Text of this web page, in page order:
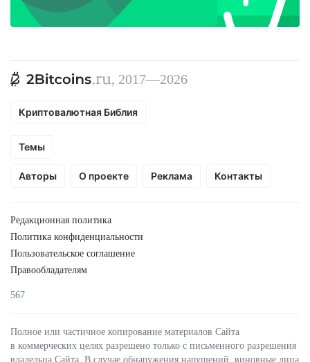
, 2017—2026
Криптовалютная Библия
Темы
Авторы О проекте Реклама Контакты
Редакционная политика
Политика конфиденциальности
Пользовательское соглашение
Правообладателям
567
Полное или частичное копирование материалов Сайта
в коммерческих целях разрешено только с письменного разрешения
владельца Сайта. В случае обнаружения нарушений, виновные лица